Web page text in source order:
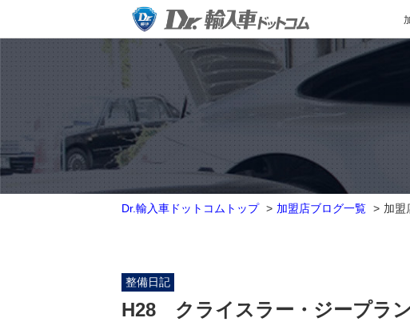
Dr.輸入車ドットコムトップ 加盟店ブログ一覧 加盟
整備日記
H28 クライスラー・ジープラ